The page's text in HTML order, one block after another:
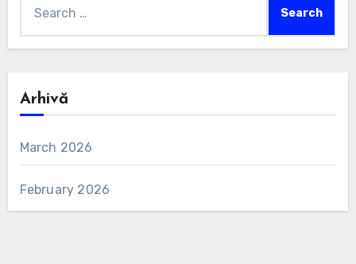
for:
Arhivă
March 2026
February 2026